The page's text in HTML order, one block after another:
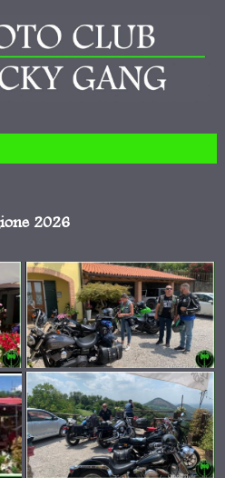
Salta al contenuto
2026